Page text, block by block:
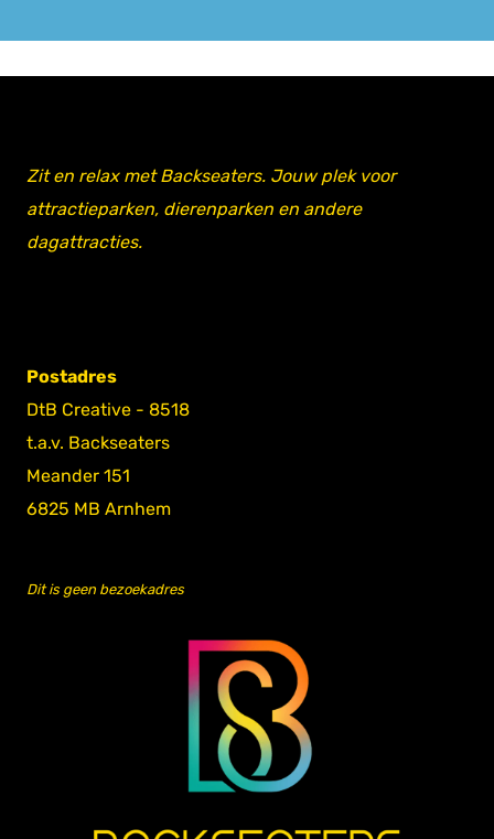
Zit en relax met Backseaters. Jouw plek voor
attractieparken, dierenparken en andere
dagattracties.
Postadres
DtB Creative - 8518
t.a.v. Backseaters
Meander 151
6825 MB Arnhem
Dit is geen bezoekadres